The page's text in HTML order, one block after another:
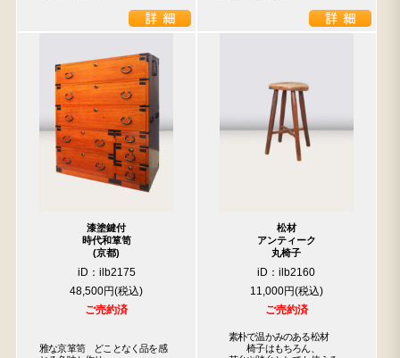
漆塗鍵付
時代和箪笥
(京都)
iD：ilb2175
48,500円
ご売約済
雅な京箪笥　どことなく品を感
松材
アンティーク
丸椅子
iD：ilb2160
11,000円
ご売約済
素朴で温かみのある松材
椅子はもちろん、